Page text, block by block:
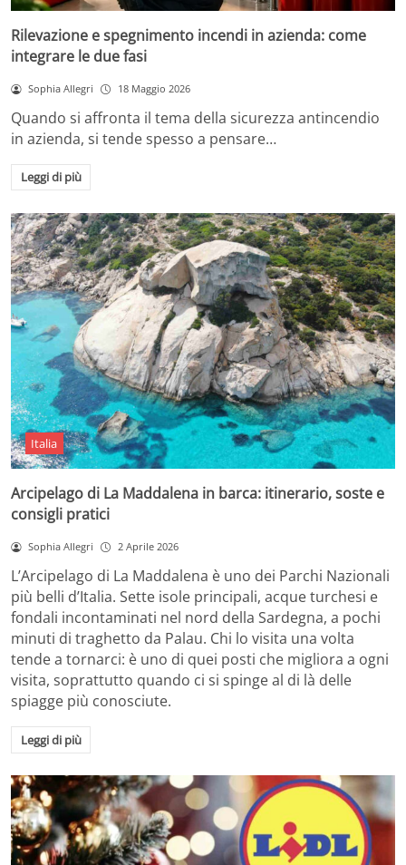
Rilevazione e spegnimento incendi in azienda: come
integrare le due fasi
Sophia Allegri 18 Maggio 2026
Quando si affronta il tema della sicurezza antincendio
in azienda, si tende spesso a pensare…
Leggi di più
Italia
Arcipelago di La Maddalena in barca: itinerario, soste e
consigli pratici
Sophia Allegri 2 Aprile 2026
L’Arcipelago di La Maddalena è uno dei Parchi Nazionali
più belli d’Italia. Sette isole principali, acque turchesi e
fondali incontaminati nel nord della Sardegna, a pochi
minuti di traghetto da Palau. Chi lo visita una volta
tende a tornarci: è uno di quei posti che migliora a ogni
visita, soprattutto quando ci si spinge al di là delle
spiagge più conosciute.
Leggi di più